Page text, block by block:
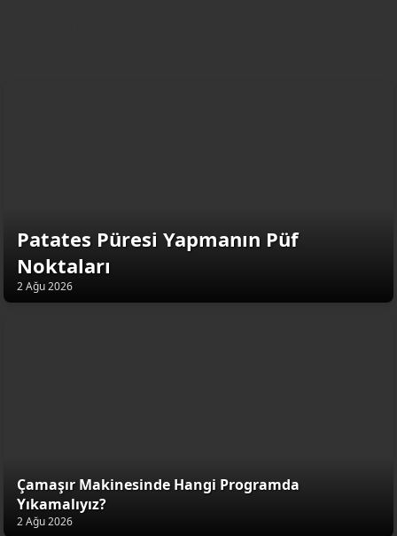
Patates Püresi Yapmanın Püf
Noktaları
2 Ağu 2026
Çamaşır Makinesinde Hangi Programda
Yıkamalıyız?
2 Ağu 2026